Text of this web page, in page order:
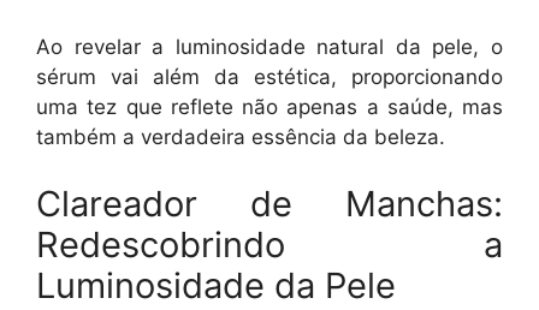
Ao revelar a luminosidade natural da pele, o
sérum vai além da estética, proporcionando
uma tez que reflete não apenas a saúde, mas
também a verdadeira essência da beleza.
Clareador de Manchas:
Redescobrindo a
Luminosidade da Pele